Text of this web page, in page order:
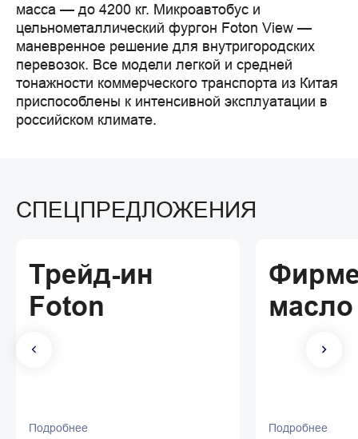
масса — до 4200 кг. Микроавтобус и
цельнометаллический фургон Foton View —
маневренное решение для внутригородских
перевозок. Все модели легкой и средней
тонажности коммерческого транспорта из Китая
приспособлены к интенсивной эксплуатации в
российском климате.
СПЕЦПРЕДЛОЖЕНИЯ
Трейд-ин
Foton
Подробнее
масло
Подробнее